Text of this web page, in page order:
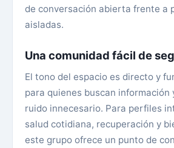
de conversación abierta frente a
aisladas.
Una comunidad fácil de
El tono del espacio es directo y
para quienes buscan información
ruido innecesario. Para perfiles
salud cotidiana, recuperación y
este grupo ofrece un punto de